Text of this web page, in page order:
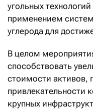
угольных
применением
углерода для
В целом
способствовать
стоимости
привлекательности
крупных